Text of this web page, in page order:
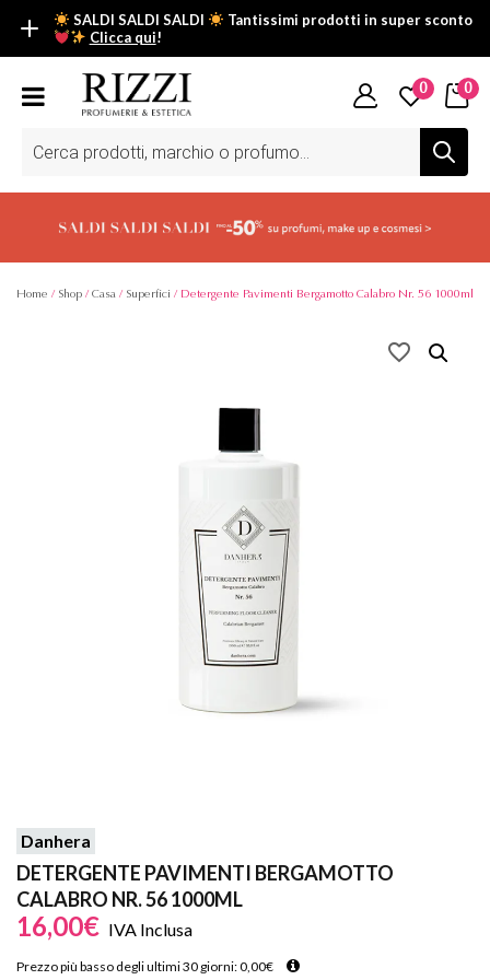
SALDI SALDI SALDI
Tantissimi prodotti in super sconto
Clicca qui!
SALDI SALDI SALDI
Fino al -50% su tantissimi prodotti beauty nella sezione saldi: il
Scopri tutti i prodotti in super saldo!Clicca qui
prodotti
0 0
Home / Shop / Casa / Superfici / Detergente Pavimenti Bergamotto Calabro Nr. 56 1000ml
Danhera
DETERGENTE PAVIMENTI BERGAMOTTO
CALABRO NR. 56 1000ML
16,00€ IVA Inclusa
Prezzo più basso degli ultimi 30 giorni:0,00€